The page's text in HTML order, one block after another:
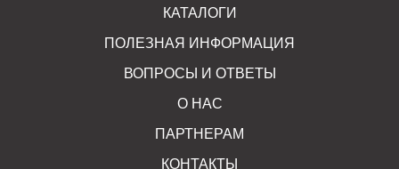
КАТАЛОГИ
ПОЛЕЗНАЯ ИНФОРМАЦИЯ
ВОПРОСЫ И ОТВЕТЫ
О НАС
ПАРТНЕРАМ
КОНТАКТЫ